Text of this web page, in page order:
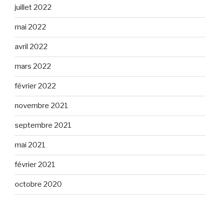
juillet 2022
mai 2022
avril 2022
mars 2022
février 2022
novembre 2021
septembre 2021
mai 2021
février 2021
octobre 2020